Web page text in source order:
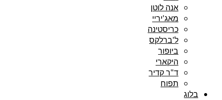
אנה לוטן
מאג'יריי
כריסטינה
ל'ברלקס
ביופור
היקארי
ד"ר קדיר
תפוח
בלוג